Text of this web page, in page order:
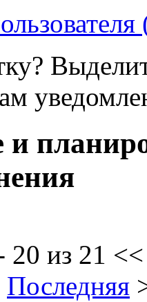
и
20 из 21
Последняя